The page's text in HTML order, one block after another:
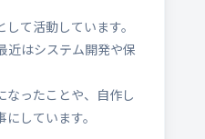
て活動しています。
近はシステム開発や保
なったことや、自作し
しています。